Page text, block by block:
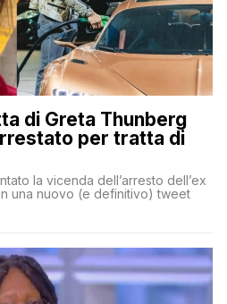
di Greta Thunberg
per tratta di
la vicenda dell’arresto dell’ex
una nuovo (e definitivo) tweet